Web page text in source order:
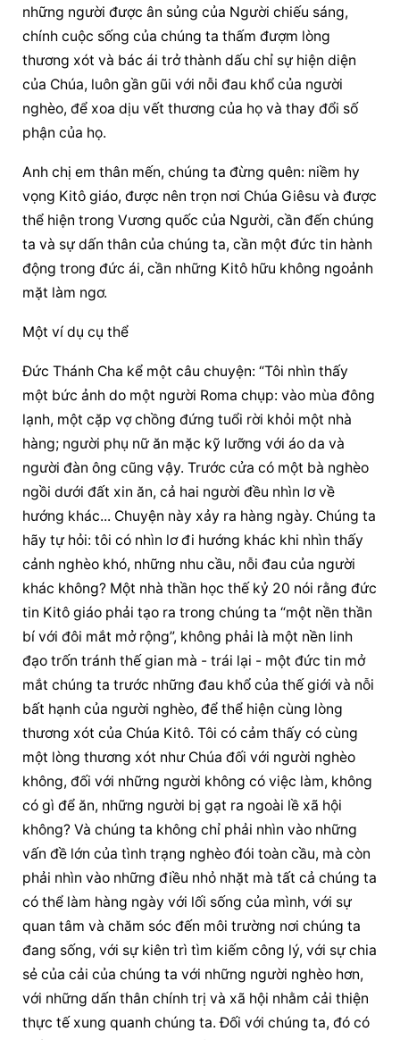
những người được ân sủng của Người chiếu sáng,
chính cuộc sống của chúng ta thấm đượm lòng
thương xót và bác ái trở thành dấu chỉ sự hiện diện
của Chúa, luôn gần gũi với nỗi đau khổ của người
nghèo, để xoa dịu vết thương của họ và thay đổi số
phận của họ.
Anh chị em thân mến, chúng ta đừng quên: niềm hy
vọng Kitô giáo, được nên trọn nơi Chúa Giêsu và được
thể hiện trong Vương quốc của Người, cần đến chúng
ta và sự dấn thân của chúng ta, cần một đức tin hành
động trong đức ái, cần những Kitô hữu không ngoảnh
mặt làm ngơ.
Một ví dụ cụ thể
Đức Thánh Cha kể một câu chuyện: “Tôi nhìn thấy
một bức ảnh do một người Roma chụp: vào mùa đông
lạnh, một cặp vợ chồng đứng tuổi rời khỏi một nhà
hàng; người phụ nữ ăn mặc kỹ lưỡng với áo da và
người đàn ông cũng vậy. Trước cửa có một bà nghèo
ngồi dưới đất xin ăn, cả hai người đều nhìn lơ về
hướng khác... Chuyện này xảy ra hàng ngày. Chúng ta
hãy tự hỏi: tôi có nhìn lơ đi hướng khác khi nhìn thấy
cảnh nghèo khó, những nhu cầu, nỗi đau của người
khác không? Một nhà thần học thế kỷ 20 nói rằng đức
tin Kitô giáo phải tạo ra trong chúng ta “một nền thần
bí với đôi mắt mở rộng”, không phải là một nền linh
đạo trốn tránh thế gian mà - trái lại - một đức tin mở
mắt chúng ta trước những đau khổ của thế giới và nỗi
bất hạnh của người nghèo, để thể hiện cùng lòng
thương xót của Chúa Kitô. Tôi có cảm thấy có cùng
một lòng thương xót như Chúa đối với người nghèo
không, đối với những người không có việc làm, không
có gì để ăn, những người bị gạt ra ngoài lề xã hội
không? Và chúng ta không chỉ phải nhìn vào những
vấn đề lớn của tình trạng nghèo đói toàn cầu, mà còn
phải nhìn vào những điều nhỏ nhặt mà tất cả chúng ta
có thể làm hàng ngày với lối sống của mình, với sự
quan tâm và chăm sóc đến môi trường nơi chúng ta
đang sống, với sự kiên trì tìm kiếm công lý, với sự chia
sẻ của cải của chúng ta với những người nghèo hơn,
với những dấn thân chính trị và xã hội nhằm cải thiện
thực tế xung quanh chúng ta. Đối với chúng ta, đó có